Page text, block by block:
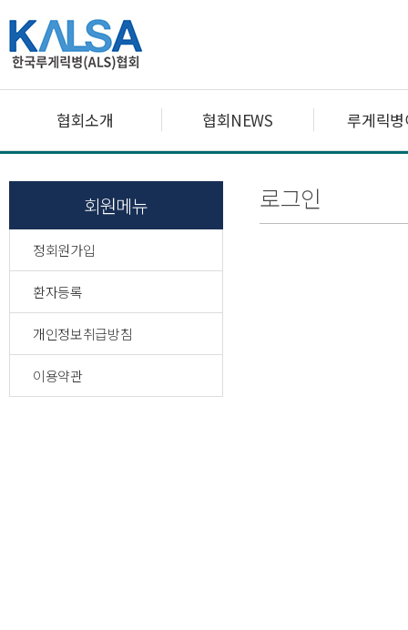
협회소개 협회NEWS 루게릭
회원메뉴
정회원가입
환자등록
개인정보취급방침
이용약관
로그인